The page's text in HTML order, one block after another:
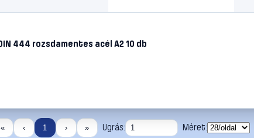
444 rozsdamentes acél A2 10 db
« ‹ 1 › » Ugrás: Méret: